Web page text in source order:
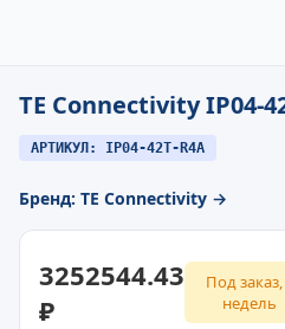
TE Connectivity IP04-
АРТИКУЛ: IP04-42T-R4A
Бренд: TE Connectivity →
3252544.43
₽
Под заказ,
недель